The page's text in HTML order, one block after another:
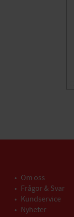
Om oss
Frågor & Svar
Kundservice
Nyheter